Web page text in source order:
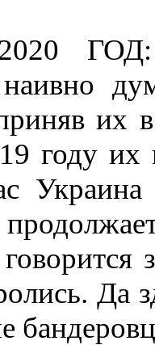
ГОД:
приняв
году их
Да